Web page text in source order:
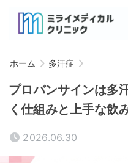
ホーム 多汗症
プロバンサインは多
く仕組みと上手な飲
2026.06.30